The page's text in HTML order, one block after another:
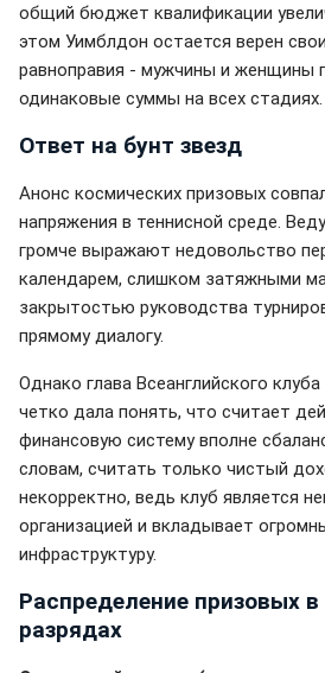
общий бюджет квалификации
этом Уимблдон остается верен
равноправия - мужчины и женщины
одинаковые суммы на всех стадиях.
Ответ на бунт звезд
Анонс космических призовых
напряжения в теннисной среде.
громче выражают недовольство
календарем, слишком затяжными
закрытостью руководства
прямому диалогу.
Однако глава Всеанглийского
четко дала понять, что считает
финансовую систему вполне
словам, считать только чистый
некорректно, ведь клуб является
организацией и вкладывает
инфраструктуру.
Распределение призовых
разрядах